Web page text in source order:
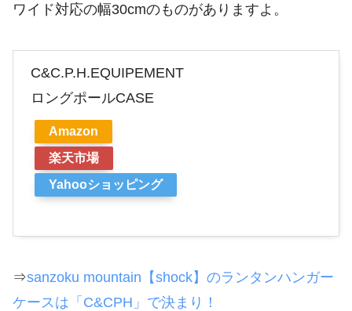
ワイド対応の幅30cmのものがありますよ。
C&C.P.H.EQUIPEMENT
ロングポールCASE
Amazon
楽天市場
Yahooショッピング
⇒sanzoku mountain【shock】のランタンハンガー
ケースは「C&CPH」で決まり！